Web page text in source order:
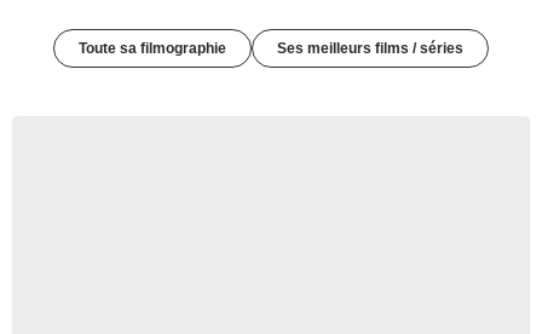
Toute sa filmographie Ses meilleurs films / séries